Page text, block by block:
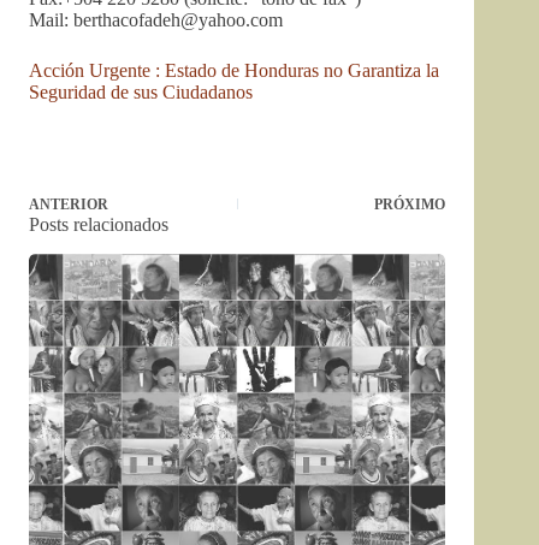
Mail: berthacofadeh@yahoo.com
Acción Urgente : Estado de Honduras no Garantiza la
Seguridad de sus Ciudadanos
ANTERIOR PRÓXIMO
Posts relacionados